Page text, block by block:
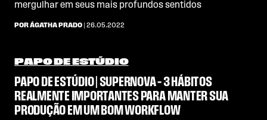
mergulhar em seus mais profundos sentidos
POR ÁGATHA PRADO | 26.05.2022
PAPO DE ESTÚDIO
PAPO DE ESTÚDIO | SUPERNOVA – 3 HÁBITOS
REALMENTE IMPORTANTES PARA MANTER SUA
PRODUÇÃO EM UM BOM WORKFLOW